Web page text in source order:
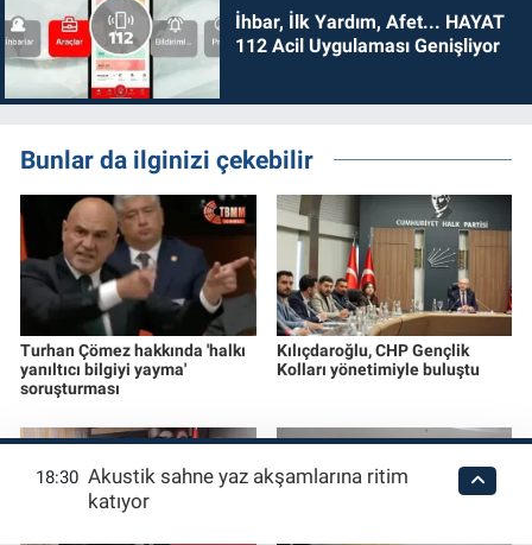
İhbar, İlk Yardım, Afet... HAYAT
112 Acil Uygulaması Genişliyor
Bunlar da ilginizi çekebilir
Turhan Çömez hakkında 'halkı
yanıltıcı bilgiyi yayma'
soruşturması
Kılıçdaroğlu, CHP Gençlik
Kolları yönetimiyle buluştu
18:30 Akustik sahne yaz akşamlarına ritim
katıyor